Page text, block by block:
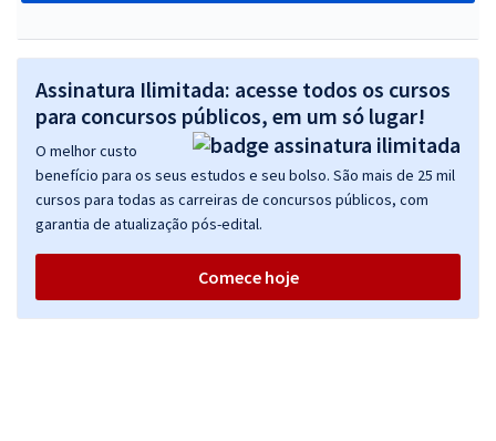
Assinatura Ilimitada: acesse todos os cursos
para concursos públicos, em um só lugar!
O melhor custo
benefício para os seus estudos e seu bolso. São mais de 25 mil
cursos para todas as carreiras de concursos públicos, com
garantia de atualização pós-edital.
Comece hoje